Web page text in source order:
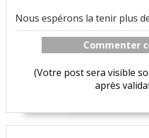
Nous espérons la tenir plus
Commenter
(Votre post sera visible
après